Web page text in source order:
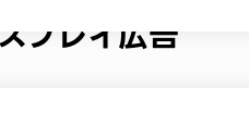
プレイ広告